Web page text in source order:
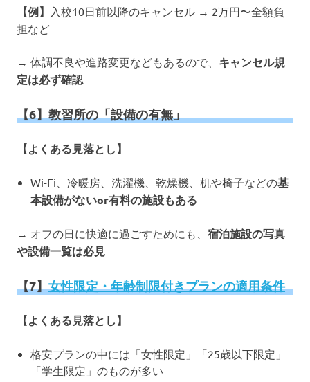
【例】
入校10日前以降のキャンセル → 2万円〜全額負
担など
→ 体調不良や進路変更などもあるので、 キャンセル規
定は必ず確認
【6】教習所の「設備の有無」
【よくある見落とし】
Wi-Fi、冷暖房、洗濯機、乾燥機、机や椅子などの基
本設備がないor有料の施設もある
→ オフの日に快適に過ごすためにも、 宿泊施設の写真
や設備一覧は必見
【7】女性限定・年齢制限付きプランの適用条件
【よくある見落とし】
格安プランの中には「女性限定」「25歳以下限定」
「学生限定」のものが多い